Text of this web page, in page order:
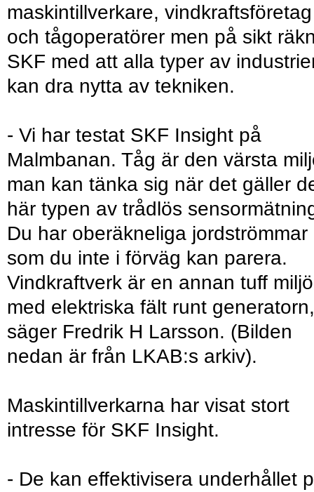
maskintillverkare, vindkraftsföretag
och tågoperatörer men på sikt
SKF med att alla typer av
kan dra nytta av tekniken.
- Vi har testat SKF Insight på
Malmbanan. Tåg är den värsta
man kan tänka sig när det gäller
här typen av trådlös
Du har oberäkneliga jordströmmar
som du inte i förväg kan parera.
Vindkraftverk är en annan tuff miljö
med elektriska fält runt generatorn,
säger Fredrik H Larsson. (Bilden
nedan är från LKAB:s arkiv).
Maskintillverkarna har visat stort
intresse för SKF Insight.
- De kan effektivisera underhållet